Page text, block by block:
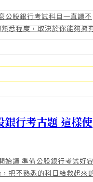
公股銀行考試科目一直讀不
悉程度，取決於你能夠擁
銀行考古題 這樣使
始讀 準備公股銀行考試好
把不熟悉的科目給救起來